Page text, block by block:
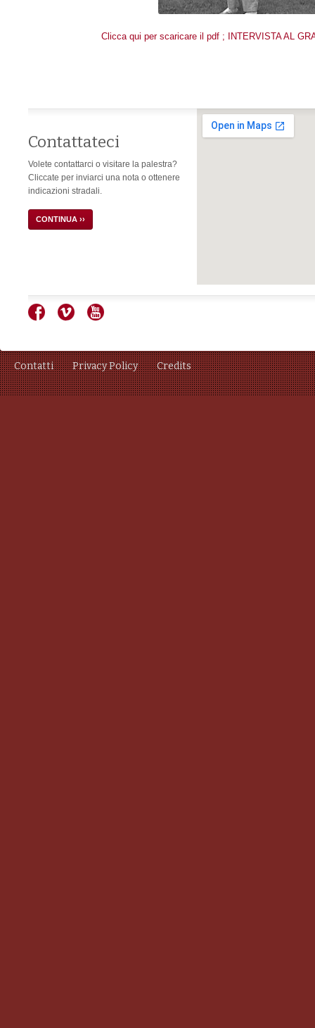
Clicca qui per scaricare il pdf ; INTERVISTA AL
Contattateci
Volete contattarci o visitare la palestra?
Cliccate per inviarci una nota o ottenere
indicazioni stradali.
CONTINUA ››
Contatti Privacy Policy Credits